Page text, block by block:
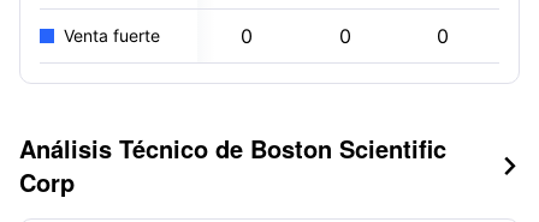
Venta fuerte 0 0 0
Análisis Técnico de Boston Scientific
Corp
